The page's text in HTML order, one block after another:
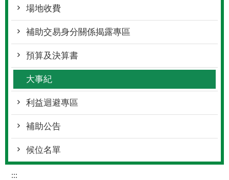
場地收費
補助交易身分關係揭露專區
預算及決算書
大事紀
利益迴避專區
補助公告
候位名單
:::